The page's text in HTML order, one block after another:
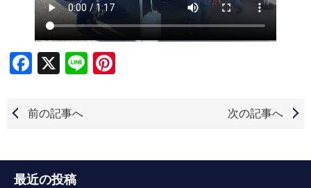
Facebook
X Line
前の記事へ 次の記事へ
最近の投稿